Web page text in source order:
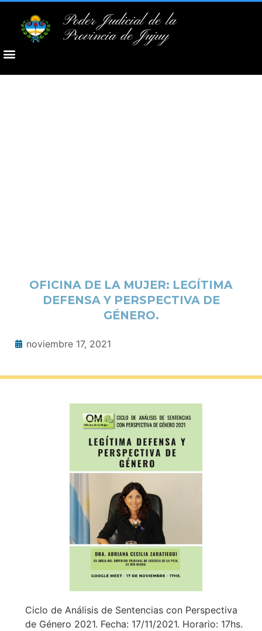
Poder Judicial de la
Provincia de Jujuy
OFICINA DE LA MUJER: LEGÍTIMA
DEFENSA Y PERSPECTIVA DE
GÉNERO.
noviembre 17, 2021
Ciclo de Análisis de Sentencias con Perspectiva
de Género 2021. Fecha: 17/11/2021. Horario: 17hs.